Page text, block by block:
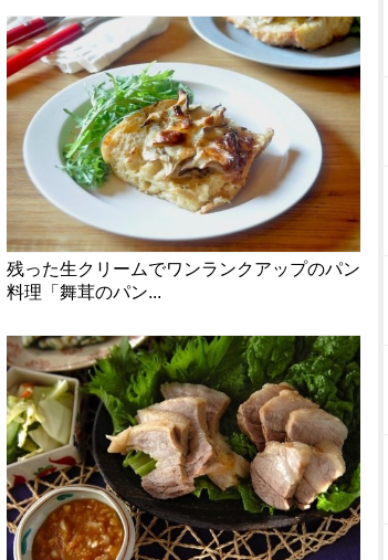
残った生クリームでワンランクアップのパン
料理「舞茸のパン...